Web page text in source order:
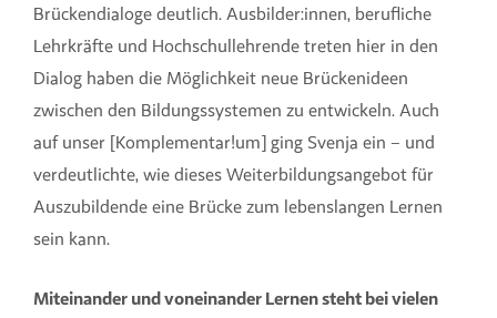
Brückendialoge deutlich. Ausbilder:innen, berufliche
Lehrkräfte und Hochschullehrende treten hier in den
Dialog haben die Möglichkeit neue Brückenideen
zwischen den Bildungssystemen zu entwickeln. Auch
auf unser [Komplementar!um] ging Svenja ein – und
verdeutlichte, wie dieses Weiterbildungsangebot für
Auszubildende eine Brücke zum lebenslangen Lernen
sein kann.
Miteinander und voneinander Lernen steht bei vielen